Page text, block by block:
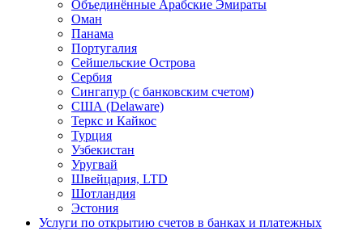
Объединённые Арабские Эмираты
Оман
Панама
Португалия
Сейшельские Острова
Сербия
Сингапур (c банковским счетом)
США (Delaware)
Теркс и Кайкос
Турция
Узбекистан
Уругвай
Швейцария, LTD
Шотландия
Эстония
Услуги по открытию счетов в банках и платежных